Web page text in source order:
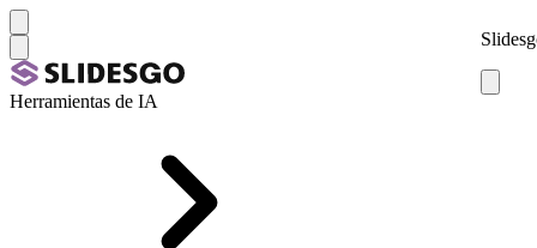
Herramientas de IA